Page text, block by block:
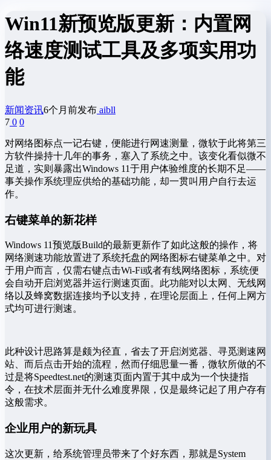
Win11新预览版更新：内置网
络速度测试工具及多项实用功
能
新闻资讯6个月前发布 aibll
7 0 0
对网络图标点一记右键，便能进行网速测量，微软于此将第三
方软件操持十几年的事务，塞入了系统之中。该变化看似微不
足道，实则暴露出Windows 11于用户体验维度的长期不足——
事关操作系统理应供给的基础功能，却一贯叫用户自行去运
作。
右键菜单的新花样
Windows 11预览版Build的最新更新作了如此这般的操作，将
网络测速功能放置进了系统托盘的网络图标右键菜单之中。对
于用户而言，仅需右键点击Wi-Fi或者有线网络图标，系统便
会自动开启浏览器并运行测速页面。此功能对以太网、无线网
络以及蜂窝数据连接均予以支持，在理论层面上，任何上网方
式均可进行测速。
此种设计思路算是颇为径直，省去了开启浏览器、寻觅测速网
站、而后点击开始的流程，然而仔细思量一番，微软所做的不
过是将Speedtest.net的测速页面内置于其中成为一个快捷指
令，在技术层面并无什么难度界限，仅是最终记起了用户存有
这般需求。
企业用户的新玩具
这次更新，给系统管理员带来了个好东西，那就是System